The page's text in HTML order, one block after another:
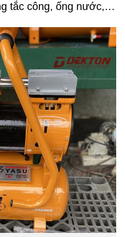
tắc công, ống nước,…